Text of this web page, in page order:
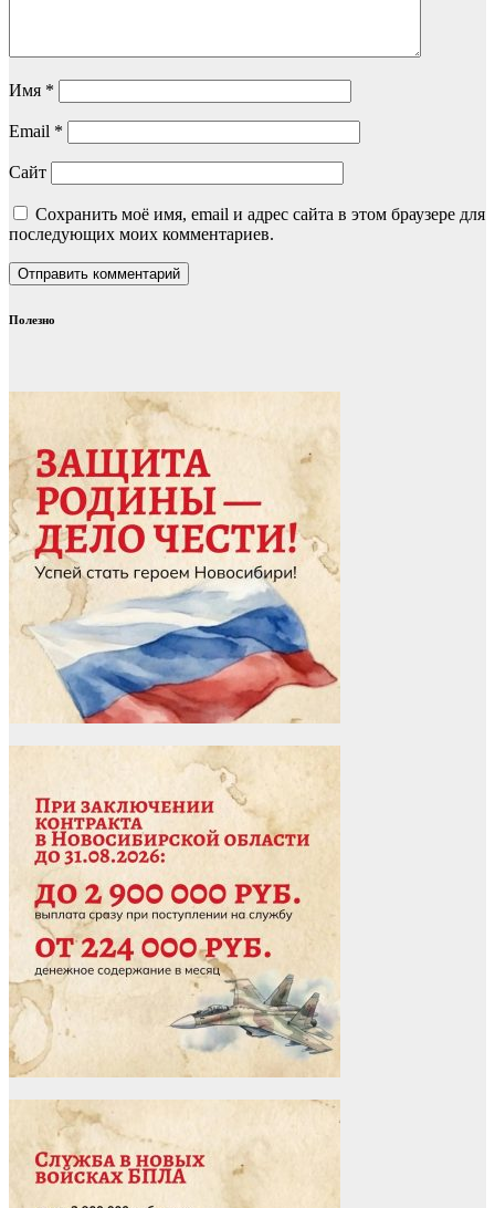
Имя *
Email *
Сайт
Сохранить моё имя, email и адрес сайта в этом браузере для
последующих моих комментариев.
Полезно